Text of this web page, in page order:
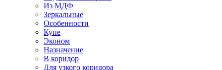
Из МДФ
Зеркальные
Особенности
Купе
Эконом
Назначение
В коридор
Для узкого коридора